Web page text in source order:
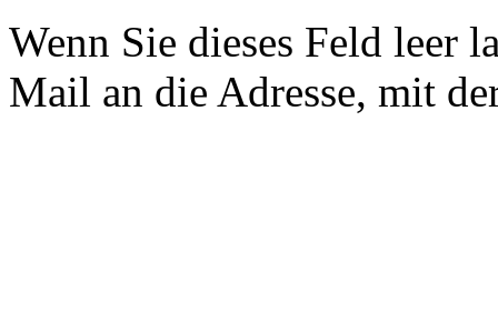
Wenn Sie dieses Feld leer
Mail an die Adresse, mit